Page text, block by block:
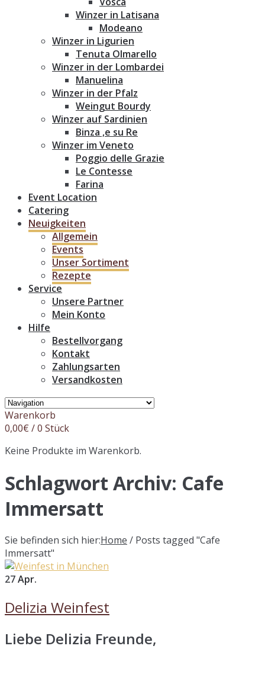
Winzer in Latisana
Modeano
Winzer in Ligurien
Tenuta Olmarello
Winzer in der Lombardei
Manuelina
Winzer in der Pfalz
Weingut Bourdy
Winzer auf Sardinien
Binza ‚e su Re
Winzer im Veneto
Poggio delle Grazie
Le Contesse
Farina
Event Location
Catering
Neuigkeiten
Allgemein
Events
Unser Sortiment
Rezepte
Service
Unsere Partner
Mein Konto
Hilfe
Bestellvorgang
Kontakt
Zahlungsarten
Versandkosten
Warenkorb
0,00€ / 0 Stück
Keine Produkte im Warenkorb.
Schlagwort Archiv: Cafe
Immersatt
Sie befinden sich hier:Home / Posts tagged "Cafe
Immersatt"
27Apr.
Delizia Weinfest
Liebe Delizia Freunde,